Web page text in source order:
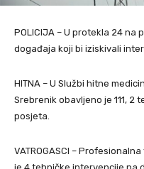
POLICIJA – U protekla 24 na
događaja koji bi iziskivali
HITNA – U Službi hitne
Srebrenik obavljeno je 111, 2
posjeta.
VATROGASCI –